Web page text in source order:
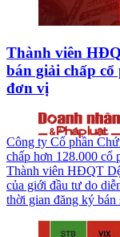
Thành viên
bán giải chấp
đơn vị
Công ty Cổ phần
chấp hơn 128.000 cổ
Thành viên HĐQT
của giới đầu tư do
thời gian đăng ký